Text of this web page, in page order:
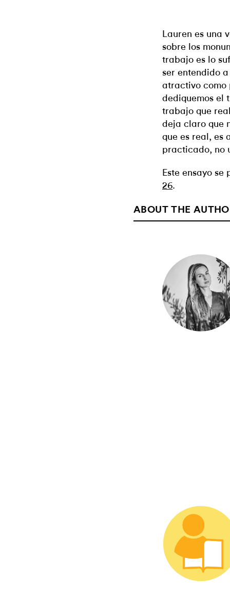
Lauren es una
sobre los
trabajo es lo
ser entendido
atractivo como
dediquemos el
trabajo que
deja claro que
que es real, es
practicado, no
Este ensayo
26.
ABOUT THE